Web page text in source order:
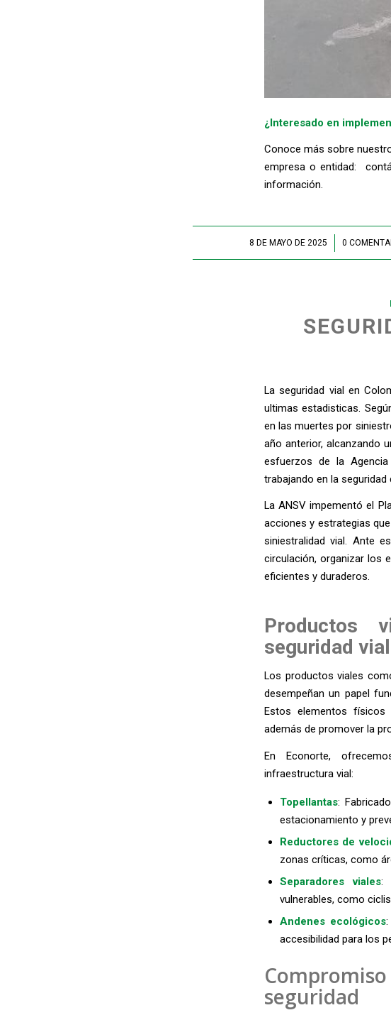
¿Interesado en
Conoce más sobre
empresa o entidad:
información.
8 DE MAYO DE 2025
/ 0 /
La seguridad vial en
ultimas estadisticas.
en las muertes por
año anterior, alcanzando
esfuerzos de la
trabajando en la seguridad
La ANSV impementó el
acciones y estrategias
siniestralidad vial. Ante
circulación, organizar los
eficientes y duraderos.
Productos
seguridad vial
Los productos viales
desempeñan un papel
Estos elementos físicos
además de promover la
En Econorte,
infraestructura vial:
Topellantas:
estacionamiento y
Reductores de
zonas críticas, como
Separadores viales:
vulnerables, como
Andenes ecológicos:
accesibilidad para los
seguridad